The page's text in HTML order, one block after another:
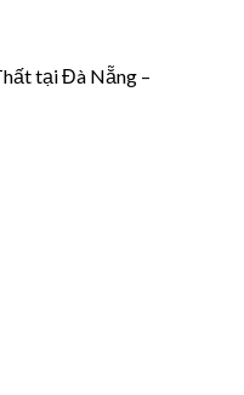
tại Đà Nẵng –